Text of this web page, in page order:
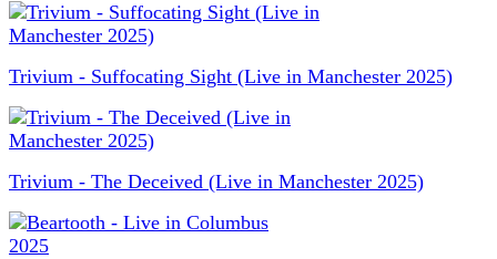
Trivium - Suffocating Sight (Live in Manchester 2025)
Trivium - The Deceived (Live in Manchester 2025)